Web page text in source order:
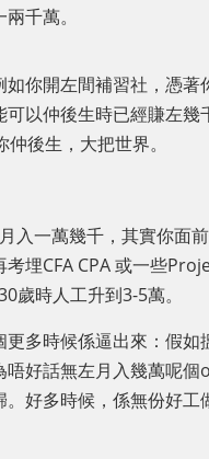
千萬。
你開左間補習社，憑
以仲後生時已經賺左
後生，大把世界。
入一萬幾千，其實你面
埋CFA CPA 或一些
歲時人工升到3-5萬。
多時候係逼出來：假
唔好話無左月入幾萬呢
好多時候，係無份好